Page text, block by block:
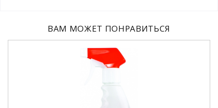
ВАМ МОЖЕТ ПОНРАВИТЬСЯ